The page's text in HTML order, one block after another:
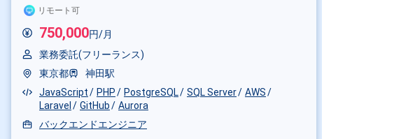
リモート可
750,000円/月
業務委託(フリーランス)
東京都
神田駅
JavaScript
PHP PostgreSQL SQL Server
AWS
Laravel
GitHub
Aurora
バックエンドエンジニア